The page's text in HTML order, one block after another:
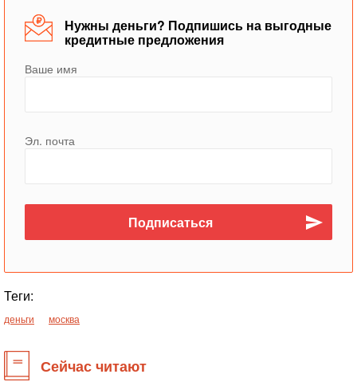
Нужны деньги? Подпишись на выгодные
кредитные предложения
Ваше имя
Эл. почта
Теги:
деньги москва
Сейчас читают